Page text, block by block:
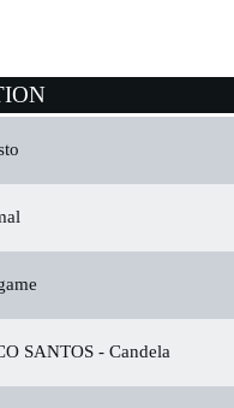
SANTOS - Candela